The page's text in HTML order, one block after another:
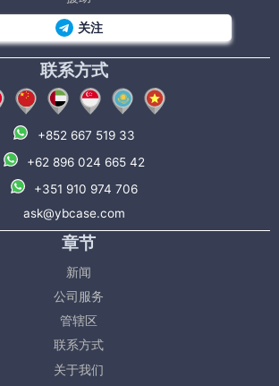
关注
联系方式
+852 667 519 33
+62 896 024 665 42
+351 910 974 706
ask@ybcase.com
章节
新闻
公司服务
管辖区
联系方式
关于我们